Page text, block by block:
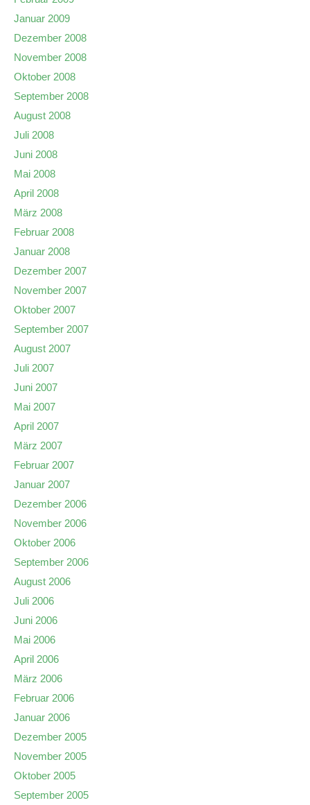
Januar 2009
Dezember 2008
November 2008
Oktober 2008
September 2008
August 2008
Juli 2008
Juni 2008
Mai 2008
April 2008
März 2008
Februar 2008
Januar 2008
Dezember 2007
November 2007
Oktober 2007
September 2007
August 2007
Juli 2007
Juni 2007
Mai 2007
April 2007
März 2007
Februar 2007
Januar 2007
Dezember 2006
November 2006
Oktober 2006
September 2006
August 2006
Juli 2006
Juni 2006
Mai 2006
April 2006
März 2006
Februar 2006
Januar 2006
Dezember 2005
November 2005
Oktober 2005
September 2005